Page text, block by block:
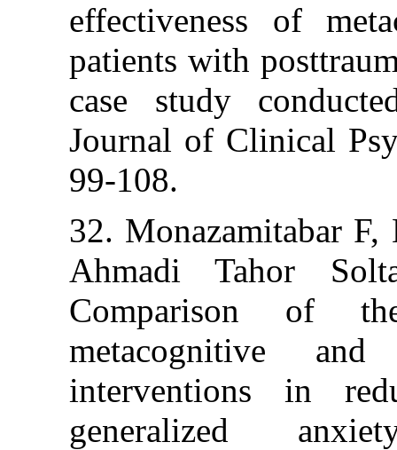
effectiveness
patients with
case study
Journal of
99-108.
32.
Ahmadi
interventions